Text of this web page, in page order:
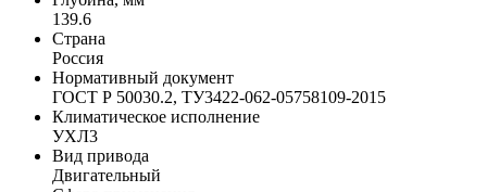
139.6
Страна
Россия
Нормативный документ
ГОСТ Р 50030.2, ТУ3422-062-05758109-2015
Климатическое исполнение
УХЛ3
Вид привода
Двигательный